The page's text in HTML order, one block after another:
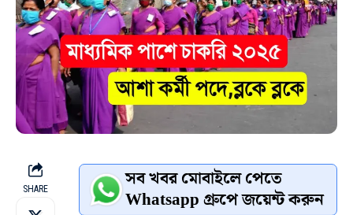
SHARE সব খবর মোবাইলে পেতে
Whatsapp গ্রুপে জয়েন্ট করুন